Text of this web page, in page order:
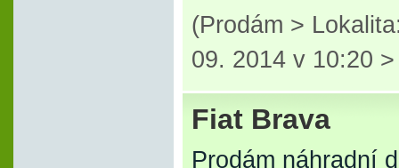
(Prodám >
09. 2014 v 10:20
Fiat Brava
Prodám náhradní